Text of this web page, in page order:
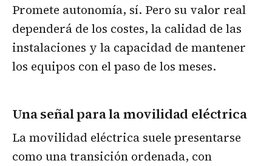
Promete autonomía, sí. Pero su valor real
dependerá de los costes, la calidad de las
instalaciones y la capacidad de mantener
los equipos con el paso de los meses.
Una señal para la movilidad eléctrica
La movilidad eléctrica suele presentarse
como una transición ordenada, con